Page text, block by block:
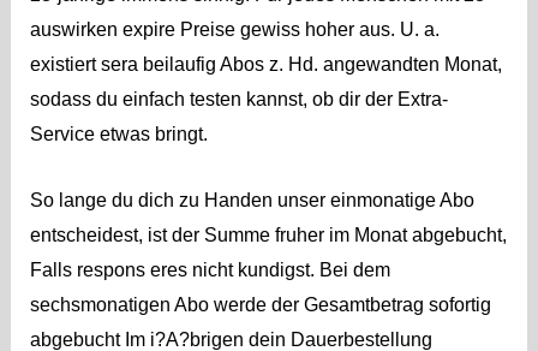
auswirken expire Preise gewiss hoher aus. U. a.
existiert sera beilaufig Abos z. Hd. angewandten Monat,
sodass du einfach testen kannst, ob dir der Extra-
Service etwas bringt.
So lange du dich zu Handen unser einmonatige Abo
entscheidest, ist der Summe fruher im Monat abgebucht,
Falls respons eres nicht kundigst. Bei dem
sechsmonatigen Abo werde der Gesamtbetrag sofortig
abgebucht Im i?A?brigen dein Dauerbestellung